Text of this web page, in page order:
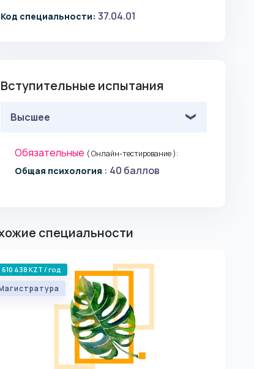
Код специальности: 37.04.01
Вступительные испытания
Высшее
Обязательные ( Онлайн-тестирование ):
Общая психология : 40 баллов
специальности
610 438 KZT / год